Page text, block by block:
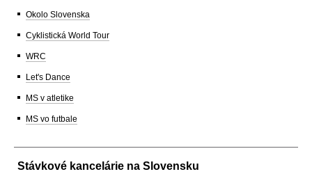
Okolo Slovenska
Cyklistická World Tour
WRC
Let's Dance
MS v atletike
MS vo futbale
Stávkové kancelárie na Slovensku